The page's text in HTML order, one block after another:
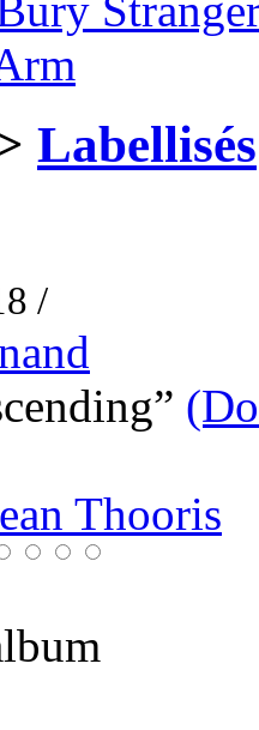
Labellisés
/
Thooris